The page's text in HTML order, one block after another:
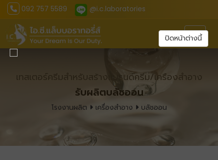
092 757 5589 @i.c.laboratories
เทสเตอร์ครีมสำหรับสร้างแบรนด์ครีม/เครืองสำอาง
รับผลิตบลัชออน
โรงงานผลิต เครื่องสำอาง บลัชออน
ปิดหน้าต่างนี้